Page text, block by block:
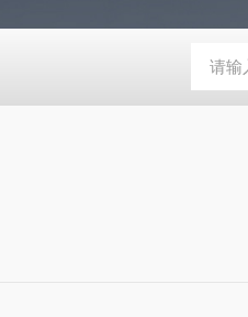
吨地磅标准宽度-【上海佳宜】